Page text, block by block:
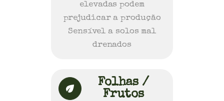
elevadas podem
prejudicar a produção
Sensível a solos mal
drenados
Folhas /
Frutos